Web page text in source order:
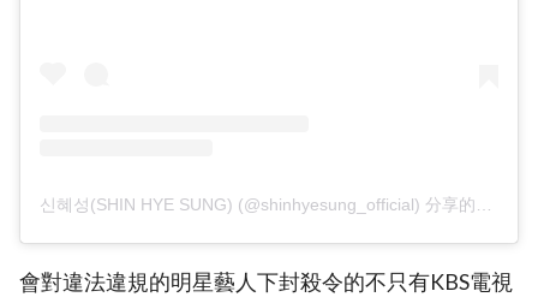
신혜성(SHIN HYE SUNG) (@shinhyesung_official) 分享的帖子
會對違法違規的明星藝人下封殺令的不只有KBS電視